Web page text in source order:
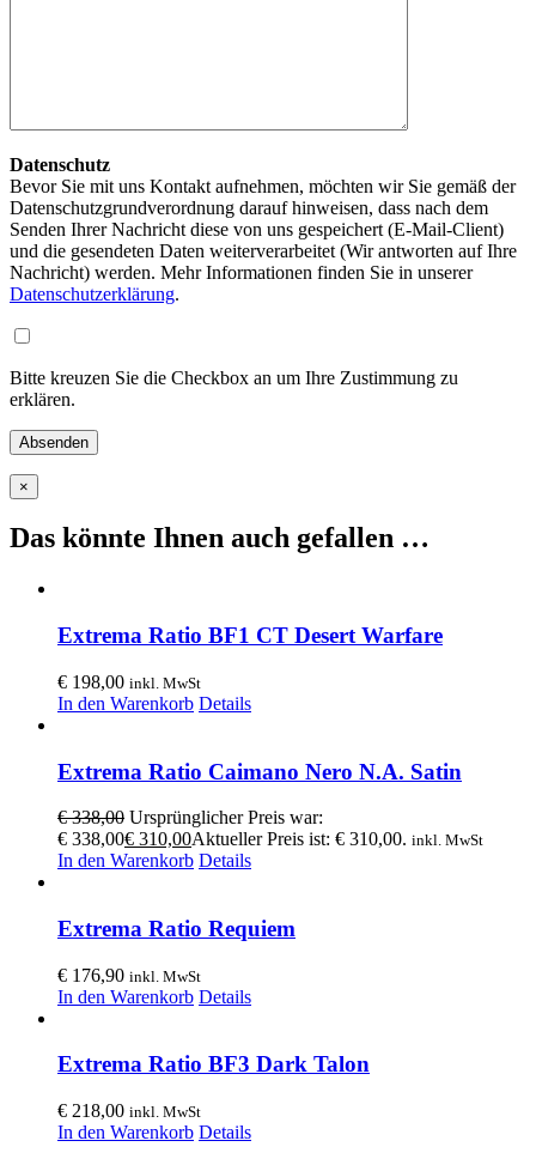
Datenschutz
Bevor Sie mit uns Kontakt aufnehmen, möchten wir Sie gemäß der
Datenschutzgrundverordnung darauf hinweisen, dass nach dem
Senden Ihrer Nachricht diese von uns gespeichert (E-Mail-Client)
und die gesendeten Daten weiterverarbeitet (Wir antworten auf Ihre
Nachricht) werden. Mehr Informationen finden Sie in unserer
Datenschutzerklärung.
Bitte kreuzen Sie die Checkbox an um Ihre Zustimmung zu
erklären.
×
Das könnte Ihnen auch gefallen …
Extrema Ratio BF1 CT Desert Warfare
€ 198,00 inkl. MwSt
In den Warenkorb Details
Extrema Ratio Caimano Nero N.A. Satin
€338,00 Ursprünglicher Preis war:
€ 338,00€ 310,00Aktueller Preis ist: € 310,00. inkl. MwSt
In den Warenkorb Details
Extrema Ratio Requiem
€ 176,90 inkl. MwSt
In den Warenkorb Details
Extrema Ratio BF3 Dark Talon
€ 218,00 inkl. MwSt
In den Warenkorb Details